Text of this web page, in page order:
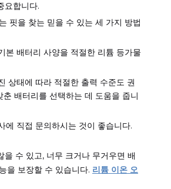
요합니다.
핏을 찾는 믿을 수 있는 세 가지 방법
본 배터리 사양을 적절한 리튬 등가물
상태에 따라 적절한 출력 수준도 권
배터리를 선택하는 데 도움을 줍니
에 직접 문의하시는 것이 좋습니다.
수 있고, 너무 크거나 무거우면 배
을 보장할 수 있습니다. 리튬 이온 오